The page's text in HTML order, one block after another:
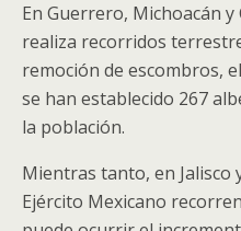
En Guerrero, Michoacán
realiza recorridos
remoción de escombros,
se han establecido 267
la población.
Mientras tanto, en Jalisco
Ejército Mexicano